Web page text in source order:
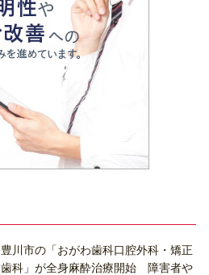
豊川市の「おがわ歯科口腔外科・矯正
歯科」が全身麻酔治療開始 障害者や